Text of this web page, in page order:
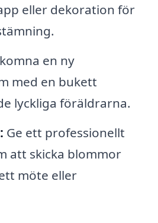
eller dekoration för
en ny
med en bukett
lyckliga föräldrarna.
Ge ett professionellt
att skicka blommor
möte eller